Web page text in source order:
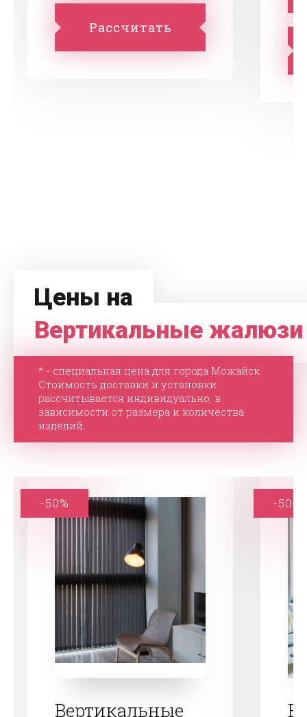
Рассчитать
Цены на
Вертикальные жалюзи
* - специальная цена для города Можайск.
Стоимость доставки и установки
рассчитывается индивидуально, в
зависимости от размера и количества
изделий.
Вертикальные
-50% -50%